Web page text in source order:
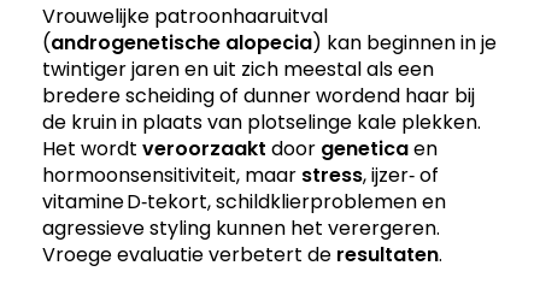
Vrouwelijke patroonhaaruitval
(androgenetische alopecia) kan beginnen in je
twintiger jaren en uit zich meestal als een
bredere scheiding of dunner wordend haar bij
de kruin in plaats van plotselinge kale plekken.
Het wordt veroorzaakt door geneticaen
hormoonsensitiviteit, maar stress, ijzer‑ of
vitamine D‑tekort, schildklierproblemen en
agressieve styling kunnen het verergeren.
Vroege evaluatie verbetert de resultaten.